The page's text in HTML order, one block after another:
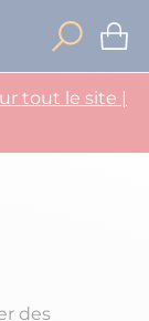
tout le site |
des